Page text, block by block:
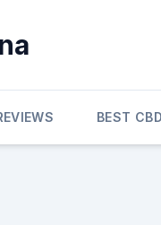
BEST